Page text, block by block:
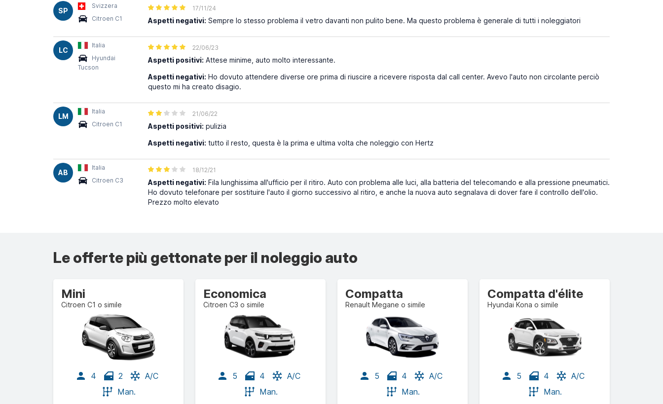
SP
Svizzera
Citroen C1
17/11/24
Aspetti negativi: Sempre lo stesso problema il vetro davanti non pulito bene. Ma questo problema è generale di tutti i noleggiatori
LC
Italia
Hyundai
Tucson
22/06/23
Aspetti positivi: Attese minime, auto molto interessante.
Aspetti negativi: Ho dovuto attendere diverse ore prima di riuscire a ricevere risposta dal call center. Avevo l'auto non circolante perciò
questo mi ha creato disagio.
LM
Italia
Citroen C1
21/06/22
Aspetti positivi: pulizia
Aspetti negativi: tutto il resto, questa è la prima e ultima volta che noleggio con Hertz
AB
Italia
Citroen C3
18/12/21
Aspetti negativi: Fila lunghissima all'ufficio per il ritiro. Auto con problema alle luci, alla batteria del telecomando e alla pressione pneumatici.
Ho dovuto telefonare per sostituire l'auto il giorno successivo al ritiro, e anche la nuova auto segnalava di dover fare il controllo dell'olio.
Prezzo molto elevato
Le offerte più gettonate per il noleggio auto
Mini
Citroen C1 o simile
4 2
A/C
Man.
Economica
Citroen C3 o simile
5 4
A/C
Man.
Compatta
Renault Megane o simile
5 4
A/C
Man.
Compatta d'élite
Hyundai Kona o simile
5 4
A/C
Man.